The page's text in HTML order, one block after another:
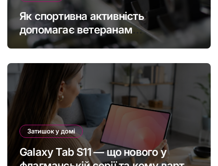
Як спортивна активність
допомагає ветеранам
підтримувати фізичну форму та
Затишок у домі
Galaxy Tab S11 — що нового у